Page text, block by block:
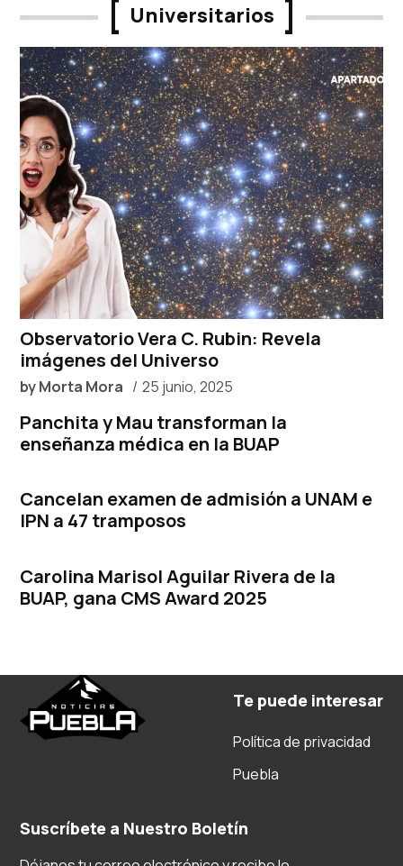
Universitarios
Observatorio Vera C. Rubin: Revela
imágenes del Universo
byMorta Mora 25 junio, 2025
Panchita y Mau transforman la
enseñanza médica en la BUAP
Cancelan examen de admisión a UNAM e
IPN a 47 tramposos
Carolina Marisol Aguilar Rivera de la
BUAP, gana CMS Award 2025
Te puede interesar
Política de privacidad
Puebla
Suscríbete a Nuestro Boletín